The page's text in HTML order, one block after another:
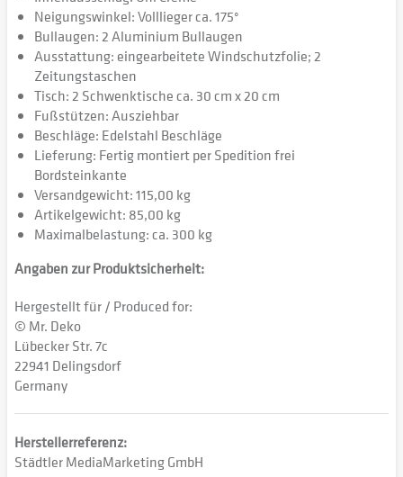
Neigungswinkel: Volllieger ca. 175°
Bullaugen: 2 Aluminium Bullaugen
Ausstattung: eingearbeitete Windschutzfolie; 2
Zeitungstaschen
Tisch: 2 Schwenktische ca. 30 cm x 20 cm
Fußstützen: Ausziehbar
Beschläge: Edelstahl Beschläge
Lieferung: Fertig montiert per Spedition frei
Bordsteinkante
Versandgewicht: 115,00 kg
Artikelgewicht: 85,00 kg
Maximalbelastung: ca. 300 kg
Angaben zur Produktsicherheit:
Hergestellt für / Produced for:
© Mr. Deko
Lübecker Str. 7c
22941 Delingsdorf
Germany
Herstellerreferenz:
Städtler MediaMarketing GmbH